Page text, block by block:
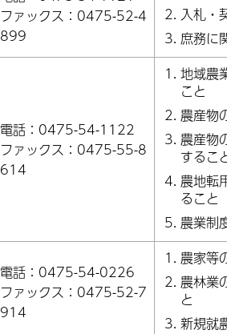
ファックス：0475-52-4
899
入札・契
庶務に関
電話：0475-54-1122
ファックス：0475-55-8
614
地域農業
こと
農産物の
農産物の
すること
農地転用
ること
農業制度
電話：0475-54-0226
ファックス：0475-52-7
914
農家等の
農林業の
と
新規就農